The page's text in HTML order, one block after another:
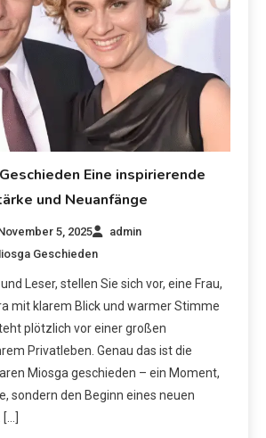
Eine inspirierende
und Neuanfänge
5, 2025
admin
Geschieden
Leser, stellen Sie sich vor, eine Frau,
mit klarem Blick und warmer Stimme
plötzlich vor einer großen
Privatleben. Genau das ist die
Miosga geschieden – ein Moment,
sondern den Beginn eines neuen